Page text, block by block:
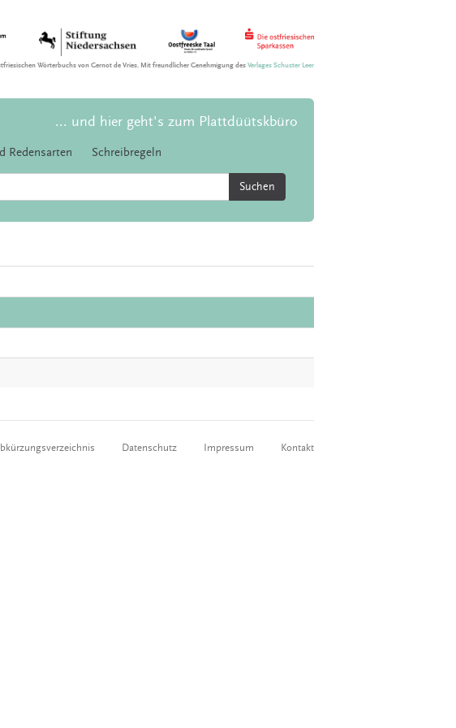
Wörterbuchs von Gernot de Vries. Mit freundlicher Genehmigung desVerlages Schuster Leer
... und hier geht's zum Plattdüütskbüro
Redensarten Schreibregeln
Suchen
Datenschutz Impressum Kontakt